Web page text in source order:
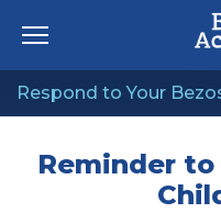
Respond to Your
Reminder to